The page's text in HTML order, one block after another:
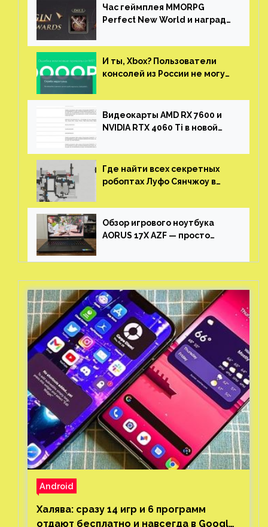
Час геймплея MMORPG
Perfect New World и награды
И ты, Xbox? Пользователи
консолей из России не могут
Видеокарты AMD RX 7600 и
NVIDIA RTX 4060 Ti в новой
Где найти всех секретных
робоптах Луфо Сянчжоу в
Обзор игрового ноутбука
AORUS 17X AZF — просто
Android
Халява: сразу 14 игр и 6 программ
отдают бесплатно и навсегда в Google